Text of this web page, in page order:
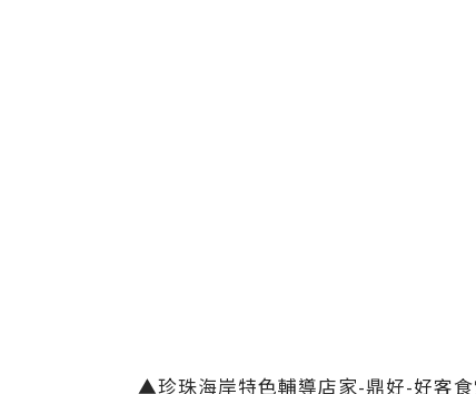
▲珍珠海岸特色輔導店家-鼎好-好客